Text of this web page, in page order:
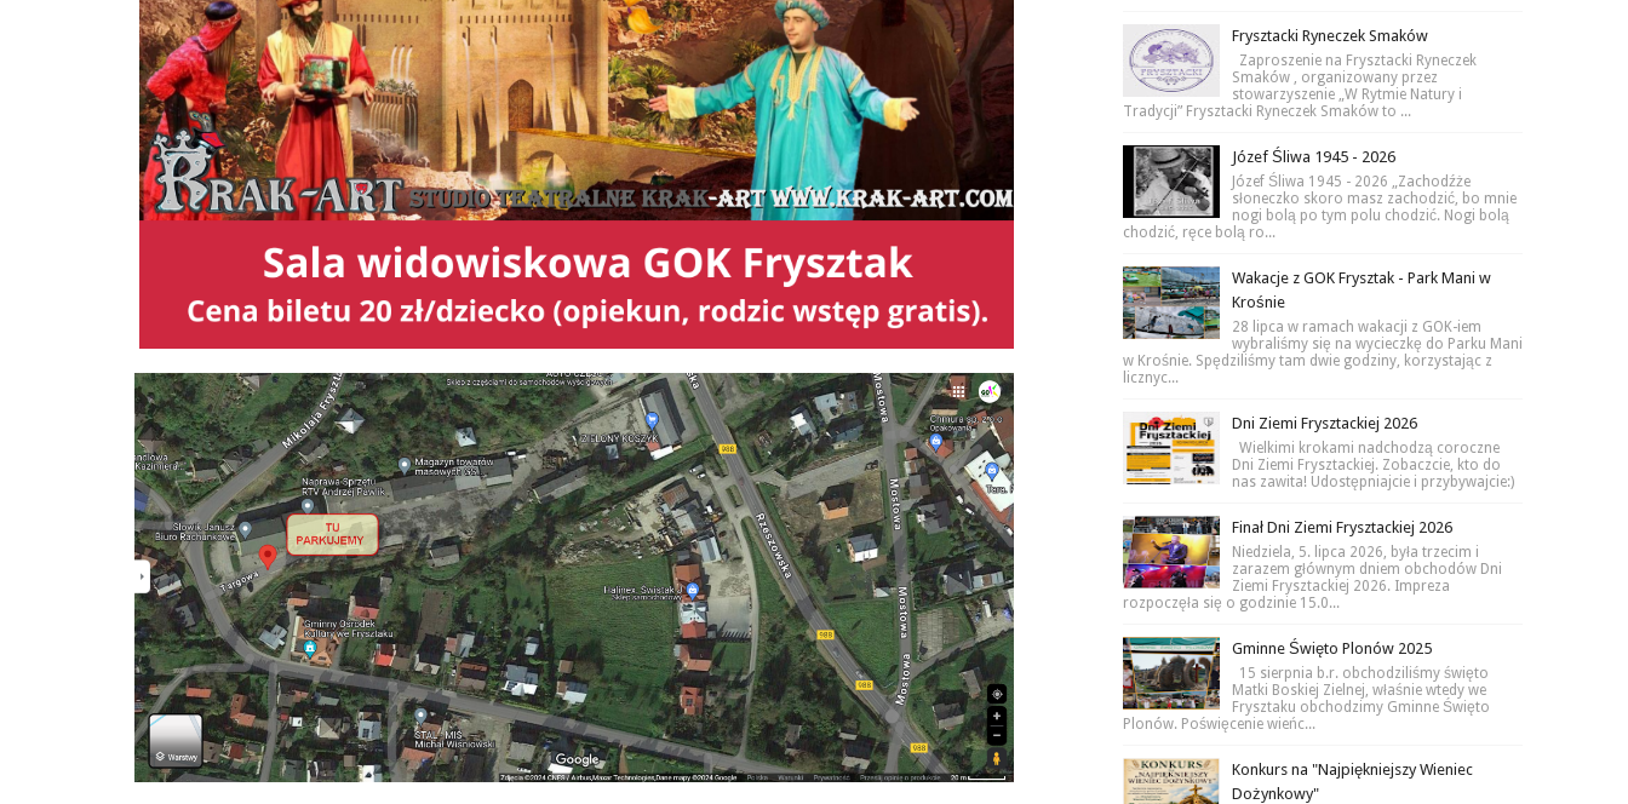
Frysztacki Ryneczek Smaków
Zaproszenie na Frysztacki Ryneczek
Smaków , organizowany przez
stowarzyszenie „W Rytmie Natury i
Tradycji” Frysztacki Ryneczek Smaków to ...
Józef Śliwa 1945 - 2026
Józef Śliwa 1945 - 2026 „Zachodźże
słoneczko skoro masz zachodzić, bo mnie
nogi bolą po tym polu chodzić. Nogi bolą
chodzić, ręce bolą ro...
Wakacje z GOK Frysztak - Park Mani w
Krośnie
28 lipca w ramach wakacji z GOK-iem
wybraliśmy się na wycieczkę do Parku Mani
w Krośnie. Spędziliśmy tam dwie godziny, korzystając z
licznyc...
Dni Ziemi Frysztackiej 2026
Wielkimi krokami nadchodzą coroczne
Dni Ziemi Frysztackiej. Zobaczcie, kto do
nas zawita! Udostępniajcie i przybywajcie:)
Finał Dni Ziemi Frysztackiej 2026
Niedziela, 5. lipca 2026, była trzecim i
zarazem głównym dniem obchodów Dni
Ziemi Frysztackiej 2026. Impreza
rozpoczęła się o godzinie 15.0...
Gminne Święto Plonów 2025
15 sierpnia b.r. obchodziliśmy święto
Matki Boskiej Zielnej, właśnie wtedy we
Frysztaku obchodzimy Gminne Święto
Plonów. Poświęcenie wieńc...
Konkurs na "Najpiękniejszy Wieniec
Dożynkowy"